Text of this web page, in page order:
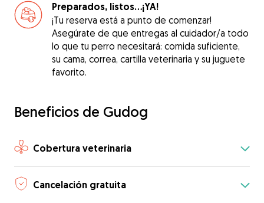
Preparados, listos...¡YA!
¡Tu reserva está a punto de comenzar!
Asegúrate de que entregas al cuidador/a todo
lo que tu perro necesitará: comida suficiente,
su cama, correa, cartilla veterinaria y su juguete
favorito.
Beneficios de Gudog
Cobertura veterinaria
Cancelación gratuita